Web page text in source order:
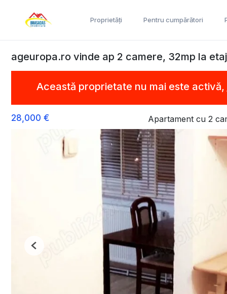
Proprietăți Pentru cumpărători
ageuropa.ro vinde ap 2 camere, 32mp la
Această proprietate nu mai este activă,
28,000 € Apartament cu 2
Previous